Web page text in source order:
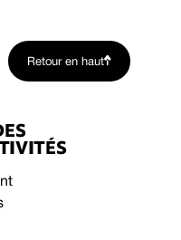
Retour en haut